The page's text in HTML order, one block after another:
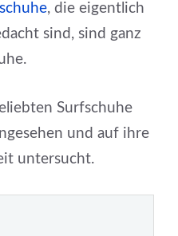
, die eigentlich
sind, sind ganz
Surfschuhe
und auf ihre
untersucht.